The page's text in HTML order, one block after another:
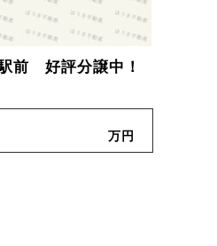
前 好評分譲中！
万円